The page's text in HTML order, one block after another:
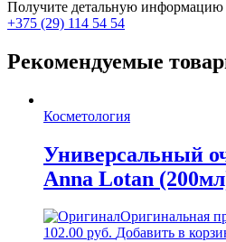
Получите детальную информацию
+375 (29) 114 54 54
Рекомендуемые
Косметология
Универсальный
Anna Lotan
Оригинальная
102.00 руб. Добавить в